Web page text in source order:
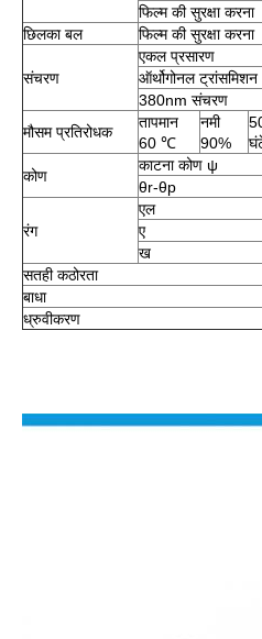
फिल्म की सुरक्षा करना
छिलका बल
फिल्म की सुरक्षा करना
संचरण
एकल प्रसारण
ऑर्थोगोनल ट्रांसमिशन
380nm संचरण
मौसम प्रतिरोधक
तापमान
60 ℃
नमी
90%
कोण
काटना कोण ψ
θr-θp
रंग
एल
ए
ख
सतही कठोरता
बाधा
ध्रुवीकरण